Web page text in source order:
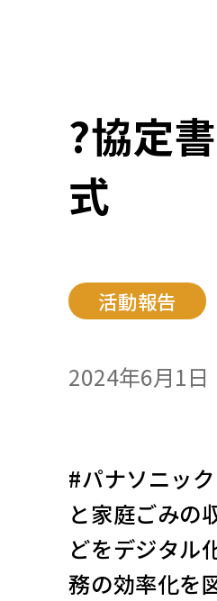
?協定
式
活動報告
2024年6月1日
#パナソニック
と家庭ごみの
どをデジタル
務の効率化を